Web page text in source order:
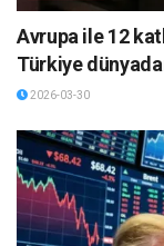
Avrupa ile 12
Türkiye
2026-03-30